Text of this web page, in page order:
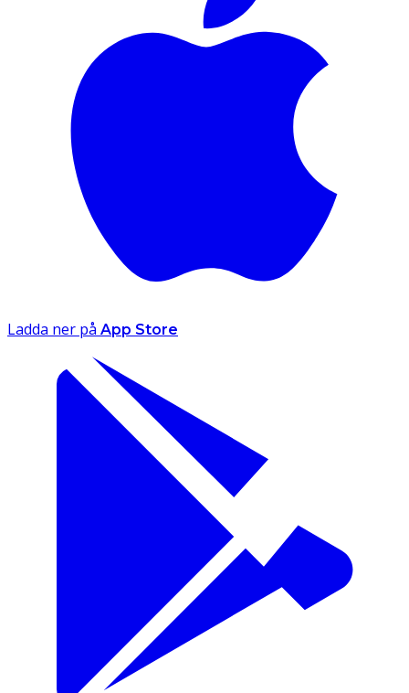
Ladda ner på App Store